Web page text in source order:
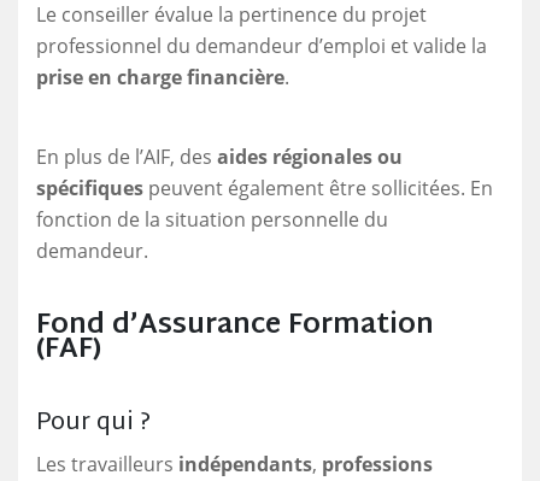
Le conseiller évalue la pertinence du projet
professionnel du demandeur d’emploi et valide la
prise en charge financière.
En plus de l’AIF, des aides régionales ou
spécifiques peuvent également être sollicitées. En
fonction de la situation personnelle du
demandeur.
Fond d’Assurance Formation
(FAF)
Pour qui ?
Les travailleurs indépendants, professions